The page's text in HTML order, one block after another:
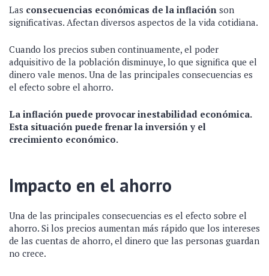
Las consecuencias económicas de la inflación son
significativas. Afectan diversos aspectos de la vida cotidiana.
Cuando los precios suben continuamente, el poder
adquisitivo de la población disminuye, lo que significa que el
dinero vale menos. Una de las principales consecuencias es
el efecto sobre el ahorro.
La inflación puede provocar inestabilidad económica.
Esta situación puede frenar la inversión y el
crecimiento económico.
Impacto en el ahorro
Una de las principales consecuencias es el efecto sobre el
ahorro. Si los precios aumentan más rápido que los intereses
de las cuentas de ahorro, el dinero que las personas guardan
no crece.